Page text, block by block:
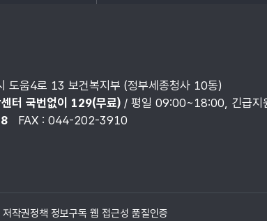
도움4로 13 보건복지부 (정부세종청사 10동)
터 국번없이 129(무료) / 평일 09:00~18:00, 긴급지
FAX : 044-202-3910
저작권정책 정보구독 웹 접근성 품질인증